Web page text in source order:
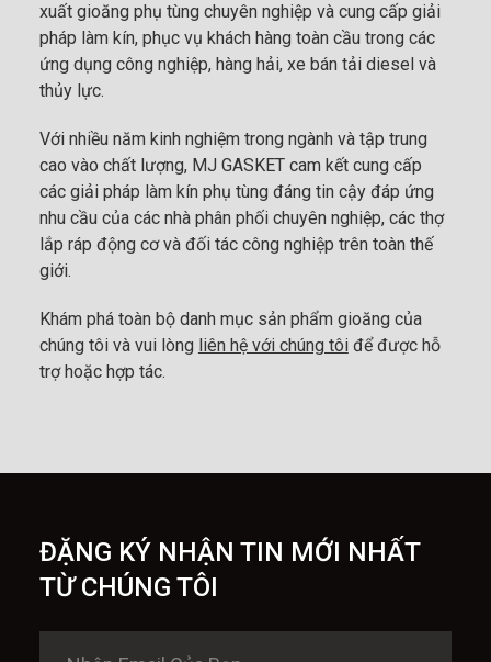
xuất gioăng phụ tùng chuyên nghiệp và cung cấp giải
pháp làm kín, phục vụ khách hàng toàn cầu trong các
ứng dụng công nghiệp, hàng hải, xe bán tải diesel và
thủy lực.
Với nhiều năm kinh nghiệm trong ngành và tập trung
cao vào chất lượng, MJ GASKET cam kết cung cấp
các giải pháp làm kín phụ tùng đáng tin cậy đáp ứng
nhu cầu của các nhà phân phối chuyên nghiệp, các thợ
lắp ráp động cơ và đối tác công nghiệp trên toàn thế
giới.
Khám phá toàn bộ danh mục sản phẩm gioăng của
chúng tôi và vui lòng liên hệ với chúng tôiđể được hỗ
trợ hoặc hợp tác.
ĐẶNG KÝ NHẬN TIN MỚI NHẤT
TỪ CHÚNG TÔI